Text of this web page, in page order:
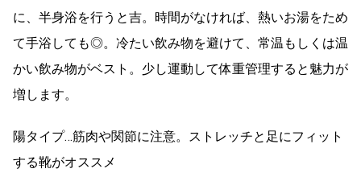
に、半身浴を行うと吉。時間がなければ、熱いお湯をため
て手浴しても◎。冷たい飲み物を避けて、常温もしくは温
かい飲み物がベスト。少し運動して体重管理すると魅力が
増します。
陽タイプ…筋肉や関節に注意。ストレッチと足にフィット
する靴がオススメ